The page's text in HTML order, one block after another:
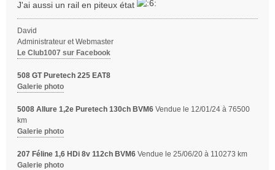
g
e
J'ai aussi un rail en piteux état
David
Administrateur et Webmaster
Le Club1007 sur Facebook
508 GT Puretech 225 EAT8
Galerie photo
5008 Allure 1,2e Puretech 130ch BVM6 Vendue le 12/01/24 à 76500
km
Galerie photo
207 Féline 1,6 HDi 8v 112ch BVM6 Vendue le 25/06/20 à 110273 km
Galerie photo